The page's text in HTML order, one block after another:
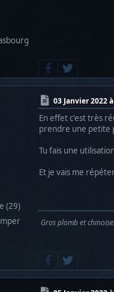
(29)
03 Janvier 2022
En effet c'est très
prendre une petite
Tu fais une
Et je vais me
Gros plomb et